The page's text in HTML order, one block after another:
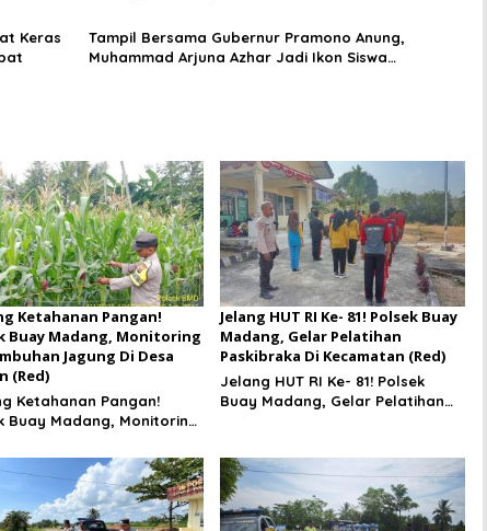
Keras
Tampil Bersama Gubernur Pramono Anung,
Muhammad Arjuna Azhar Jadi Ikon Siswa
Ketahanan Pangan!
Buay Madang, Monitoring
Jagung Di Desa
(Red)
Ketahanan Pangan!
Buay Madang, Monitoring
Jelang HUT RI Ke- 81! Polsek Buay
Madang, Gelar Pelatihan
Paskibraka Di Kecamatan (Red)
Jelang HUT RI Ke- 81! Polsek
Buay Madang, Gelar Pelatihan